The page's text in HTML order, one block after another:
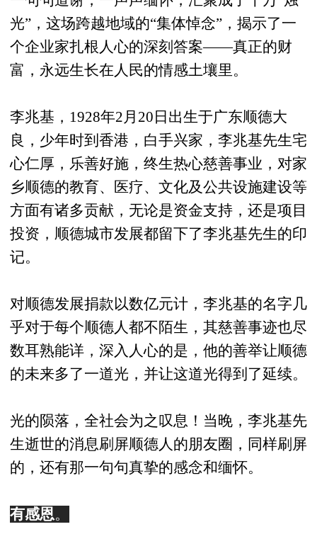
光”，这场跨越地域的“集体悼念”，揭示了一
个企业家扎根人心的深刻答案——真正的财
富，永远生长在人民的情感土壤里。
李兆基，1928年2月20日出生于广东顺德大
良，少年时到香港，白手兴家，李兆基先生宅
心仁厚，乐善好施，终生热心慈善事业，对家
乡顺德的教育、医疗、文化及公共设施建设等
方面有诸多贡献，无论是资金支持，还是项目
投资，顺德城市发展都留下了李兆基先生的印
记。
对顺德发展捐款以数亿元计，李兆基的名字几
乎对于每个顺德人都不陌生，其慈善事迹也尽
数耳熟能详，深入人心的是，他的善举让顺德
的未来多了一道光，并让这道光得到了延续。
光的陨落，全社会为之叹息！当晚，李兆基先
生逝世的消息刷屏顺德人的朋友圈，同样刷屏
的，还有那一句句真挚的感念和缅怀。
有感恩。